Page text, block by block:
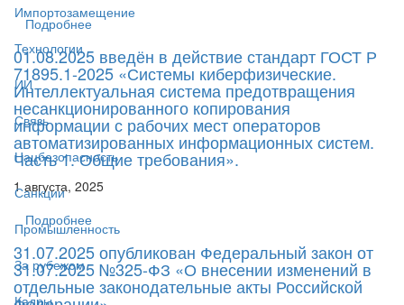
Импортозамещение
Технологии
ИИ
Связь
Нацбезопасность
Санкции
Промышленность
За рубежом
Кадры
Подробнее
01.08.2025 введён в действие стандарт ГОСТ Р
71895.1-2025 «Системы киберфизические.
Интеллектуальная система предотвращения
несанкционированного копирования
информации с рабочих мест операторов
автоматизированных информационных систем.
Часть 1. Общие требования».
1 августа, 2025
Подробнее
31.07.2025 опубликован Федеральный закон от
31.07.2025 №325-ФЗ «О внесении изменений в
отдельные законодательные акты Российской